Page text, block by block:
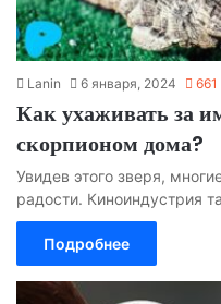
Lanin 6 января, 2024 661
Как ухаживать за
скорпионом дома?
Увидев этого зверя,
радости. Киноиндустрия
Подробнее